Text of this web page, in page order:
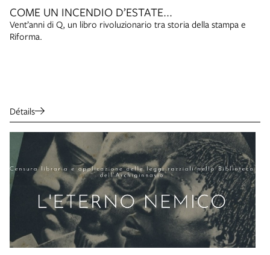
COME UN INCENDIO D’ESTATE...
Vent’anni di Q, un libro rivoluzionario tra storia della stampa e
Riforma.
Détails